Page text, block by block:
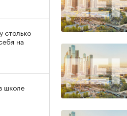
столько
на
школе